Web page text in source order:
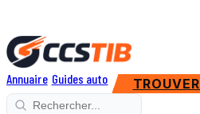
Annuaire Guides auto TROUVER